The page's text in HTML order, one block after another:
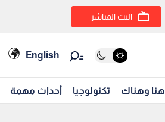
البث المباشر
English
هنا وهناك تكنولوجيا أحداث مهمة